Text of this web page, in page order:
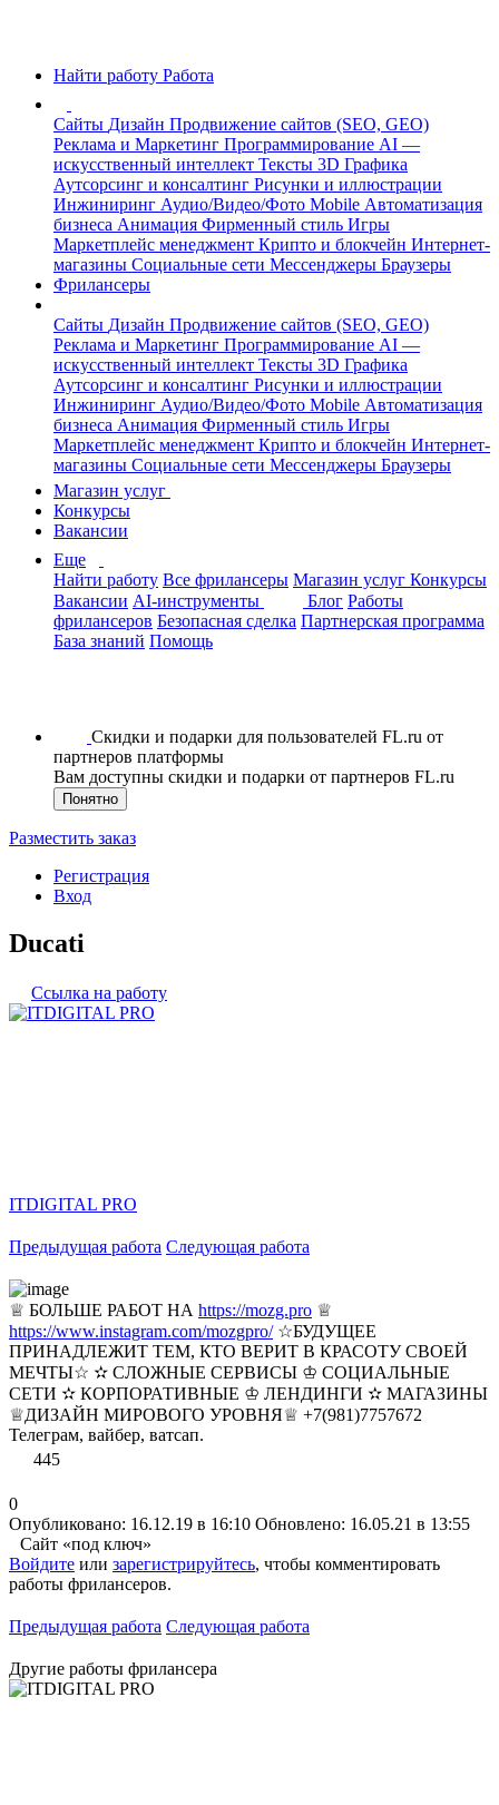
Найти работу Работа
Сайты Дизайн Продвижение сайтов (SEO, GEO)
Реклама и Маркетинг Программирование AI —
искусственный интеллект Тексты 3D Графика
Аутсорсинг и консалтинг Рисунки и иллюстрации
Инжиниринг Аудио/Видео/Фото Mobile Автоматизация
бизнеса Анимация Фирменный стиль Игры
Маркетплейс менеджмент Крипто и блокчейн Интернет-
магазины Социальные сети Мессенджеры Браузеры
Фрилансеры
Сайты Дизайн Продвижение сайтов (SEO, GEO)
Реклама и Маркетинг Программирование AI —
искусственный интеллект Тексты 3D Графика
Аутсорсинг и консалтинг Рисунки и иллюстрации
Инжиниринг Аудио/Видео/Фото Mobile Автоматизация
бизнеса Анимация Фирменный стиль Игры
Маркетплейс менеджмент Крипто и блокчейн Интернет-
магазины Социальные сети Мессенджеры Браузеры
Магазин услуг
Конкурсы
Вакансии
Еще
Найти работу Все фрилансеры Магазин услуг Конкурсы
Вакансии AI-инструменты Блог Работы
фрилансеров Безопасная сделка Партнерская программа
База знаний Помощь
Скидки и подарки для пользователей FL.ru от
партнеров платформы
Вам доступны скидки и подарки от партнеров FL.ru
Понятно
Разместить заказ
Регистрация
Вход
Ducati
Ссылка на работу
ITDIGITAL PRO
Предыдущая работа Следующая работа
♕ БОЛЬШЕ РАБОТ НА https://mozg.pro ♕
https://www.instagram.com/mozgpro/☆БУДУЩЕЕ
ПРИНАДЛЕЖИТ ТЕМ, КТО ВЕРИТ В КРАСОТУ СВОЕЙ
МЕЧТЫ☆ ✫ СЛОЖНЫЕ СЕРВИСЫ ♔ СОЦИАЛЬНЫЕ
СЕТИ ✫ КОРПОРАТИВНЫЕ ♔ ЛЕНДИНГИ ✫ МАГАЗИНЫ
♕ДИЗАЙН МИРОВОГО УРОВНЯ♕ +7(981)7757672
Телеграм, вайбер, ватсап.
445
0
Опубликовано: 16.12.19 в 16:10 Обновлено: 16.05.21 в 13:55
Сайт «под ключ»
Войдите или зарегистрируйтесь, чтобы комментировать
работы фрилансеров.
Предыдущая работа Следующая работа
Другие работы фрилансера